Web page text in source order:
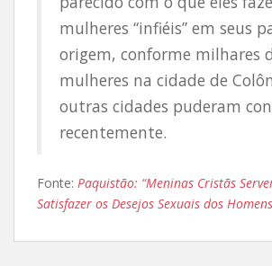
mulheres “infiéis” em seus
origem, conforme milhares
mulheres na cidade de
outras cidades puderam
recentemente.
Fonte: Paquistão: “Meninas Cristãs
Satisfazer os Desejos Sexuais dos